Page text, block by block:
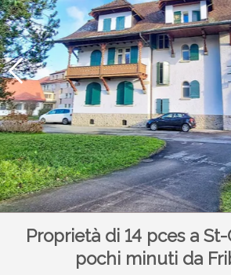
Proprietà di 14 pces a
pochi minuti da